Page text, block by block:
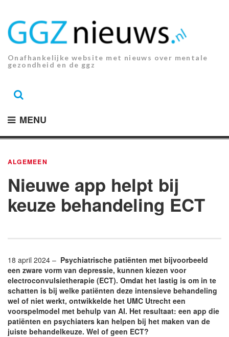
inhoud.
Onafhankelijke website met nieuws over mentale
gezondheid en de ggz
MENU
ALGEMEEN
Nieuwe app helpt bij
keuze behandeling ECT
18 april 2024 – Psychiatrische patiënten met bijvoorbeeld
een zware vorm van depressie, kunnen kiezen voor
electroconvulsietherapie (ECT). Omdat het lastig is om in te
schatten is bij welke patiënten deze intensieve behandeling
wel of niet werkt, ontwikkelde het UMC Utrecht een
voorspelmodel met behulp van AI. Het resultaat: een app die
patiënten en psychiaters kan helpen bij het maken van de
juiste behandelkeuze. Wel of geen ECT?